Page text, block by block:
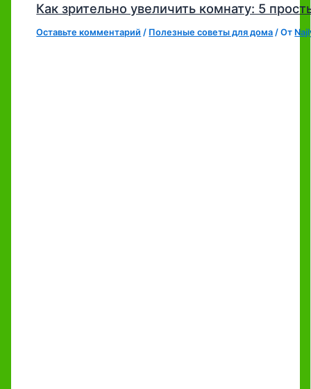
Как зрительно увеличить комнату: 5
Оставьте комментарий / Полезные советы для дома / От